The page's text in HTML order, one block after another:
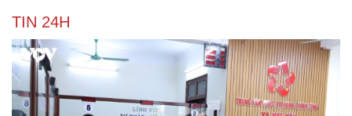
TIN 24H